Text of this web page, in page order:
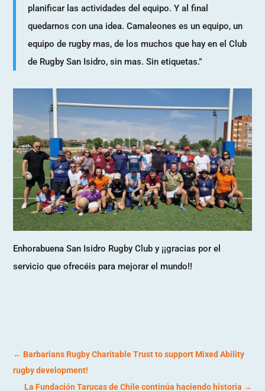
planificar las actividades del equipo. Y al final
quedarnos con una idea. Camaleones es un equipo, un
equipo de rugby mas, de los muchos que hay en el Club
de Rugby San Isidro, sin mas. Sin etiquetas.”
Enhorabuena San Isidro Rugby Club y ¡¡gracias por el
servicio que ofrecéis para mejorar el mundo!!
←Barbarians Rugby Charitable Trust to support Mixed Ability
rugby development!
La Fundación Tarucas de Chile continúa haciendo historia →